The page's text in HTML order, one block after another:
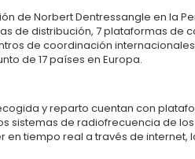
de Norbert Dentressangle en la
de distribución, 7 plataformas de
de coordinación
de 17 países en Europa.
y reparto cuentan con
sistemas de radiofrecuencia de
en tiempo real a través de internet,